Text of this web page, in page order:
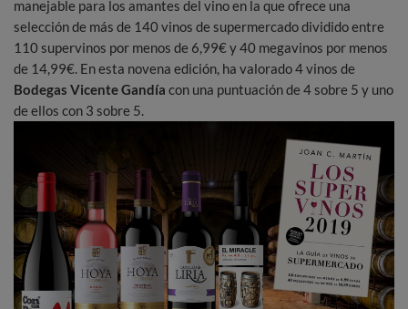
manejable para los amantes del vino en la que ofrece una
selección de más de 140 vinos de supermercado dividido entre
110 supervinos por menos de 6,99€ y 40 megavinos por menos
de 14,99€. En esta novena edición, ha valorado 4 vinos de
Bodegas Vicente Gandía con una puntuación de 4 sobre 5 y uno
de ellos con 3 sobre 5.